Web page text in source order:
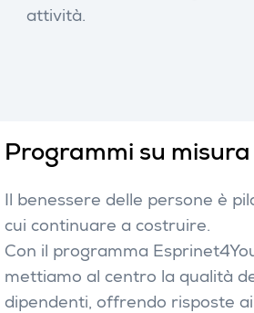
attività.
Programmi su misura
Il benessere delle persone è
cui continuare a costruire.
Con il programma
mettiamo al centro la qualità
dipendenti, offrendo risposte